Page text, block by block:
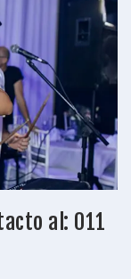
al: 011